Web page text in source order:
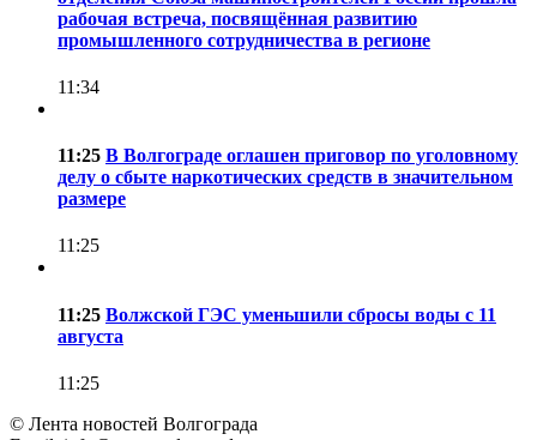
рабочая встреча, посвящённая развитию
промышленного сотрудничества в регионе
11:34
11:25 В Волгограде оглашен приговор по уголовному
делу о сбыте наркотических средств в значительном
размере
11:25
11:25 Волжской ГЭС уменьшили сбросы воды с 11
августа
11:25
© Лента новостей Волгограда